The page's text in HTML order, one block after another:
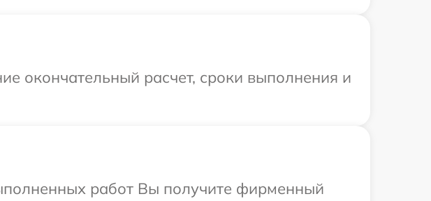
окончательный расчет, сроки выполнения и
работ Вы получите фирменный